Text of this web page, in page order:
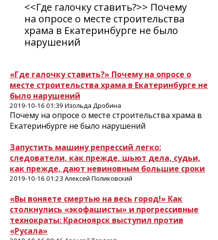
<<Где галочку ставить?>> Почему
на опросе о месте строительства
храма в Екатеринбурге не было
нарушений
«Где галочку ставить?» Почему на опросе о
месте строительства храма в Екатеринбурге не
было нарушений
2019-10-16 01:39 Изольда Дробина
Почему на опросе о месте строительства храма в
Екатеринбурге не было нарушений
Запустить машину репрессий легко:
следователи, как прежде, шьют дела, судьи,
как прежде, дают невиновным большие сроки
2019-10-16 01:23 Алексей Поликовский
«Вы воняете смертью на весь город!» Как
столкнулись «экофашисты» и прогрессивные
технократы: Красноярск выступил против
«Русала»